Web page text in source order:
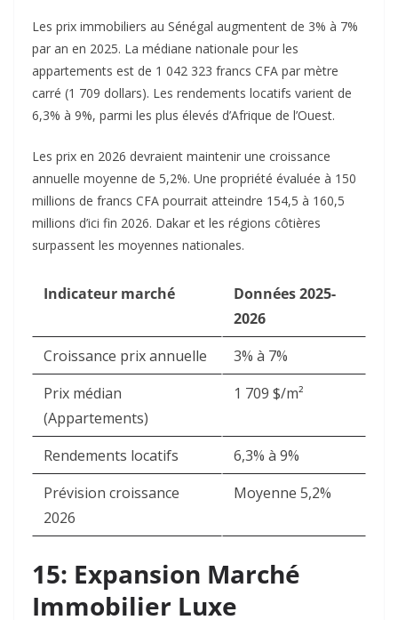
Les prix immobiliers au Sénégal augmentent de 3% à 7%
par an en 2025. La médiane nationale pour les
appartements est de 1 042 323 francs CFA par mètre
carré (1 709 dollars). Les rendements locatifs varient de
6,3% à 9%, parmi les plus élevés d’Afrique de l’Ouest.​
Les prix en 2026 devraient maintenir une croissance
annuelle moyenne de 5,2%. Une propriété évaluée à 150
millions de francs CFA pourrait atteindre 154,5 à 160,5
millions d’ici fin 2026. Dakar et les régions côtières
surpassent les moyennes nationales.​
Indicateur marché
Données 2025-
2026
Croissance prix annuelle
3% à 7%
Prix médian
(Appartements)
1 709 $/m²
Rendements locatifs
6,3% à 9%
Prévision croissance
2026
Moyenne 5,2%
15: Expansion Marché
Immobilier Luxe